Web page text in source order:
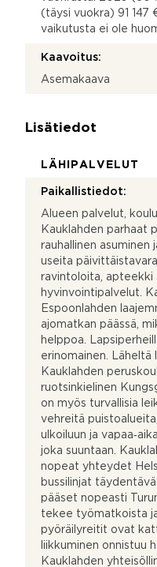
(täysi vuokra) 91 147
vaikutusta ei ole
Kaavoitus:
Asemakaava
Lisätiedot
LÄHIPALVELUT
Paikallistiedot:
Alueen palvelut,
Kauklahden parhaat
rauhallinen
useita
ravintoloita, apteekki
hyvinvointipalvelut.
Espoonlahden
ajomatkan päässä,
helppoa.
erinomainen.
Kauklahden
ruotsinkielinen
on myös turvallisia
vehreitä
ulkoiluun ja
joka suuntaan.
nopeat yhteydet
bussilinjat
pääset nopeasti
tekee työmatkoista
pyöräilyreitit ovat
liikkuminen onnistuu
Kauklahden